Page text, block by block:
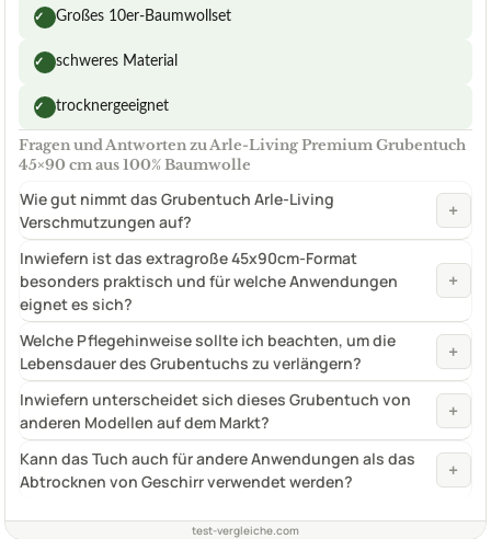
✓ Großes 10er-Baumwollset
✓ schweres Material
✓ trocknergeeignet
Fragen und Antworten zu Arle-Living Premium Grubentuch
45×90 cm aus 100% Baumwolle
Wie gut nimmt das Grubentuch Arle-Living
Verschmutzungen auf?
+
Inwiefern ist das extragroße 45x90cm-Format
besonders praktisch und für welche Anwendungen
eignet es sich?
+
Welche Pflegehinweise sollte ich beachten, um die
Lebensdauer des Grubentuchs zu verlängern?
+
Inwiefern unterscheidet sich dieses Grubentuch von
anderen Modellen auf dem Markt?
+
Kann das Tuch auch für andere Anwendungen als das
Abtrocknen von Geschirr verwendet werden?
+
test-vergleiche.com